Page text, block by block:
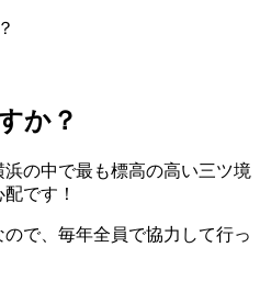
か？
の中で最も標高の高い三ツ境
です！
で、毎年全員で協力して行っ